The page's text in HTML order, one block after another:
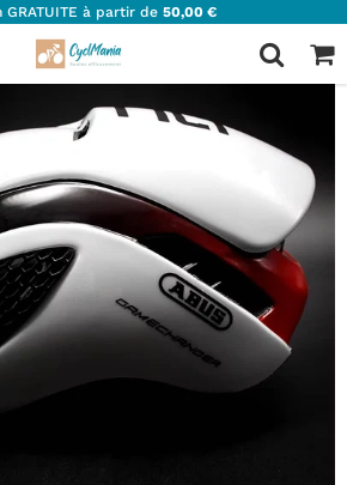
GRATUITE à partir de 50,00 €